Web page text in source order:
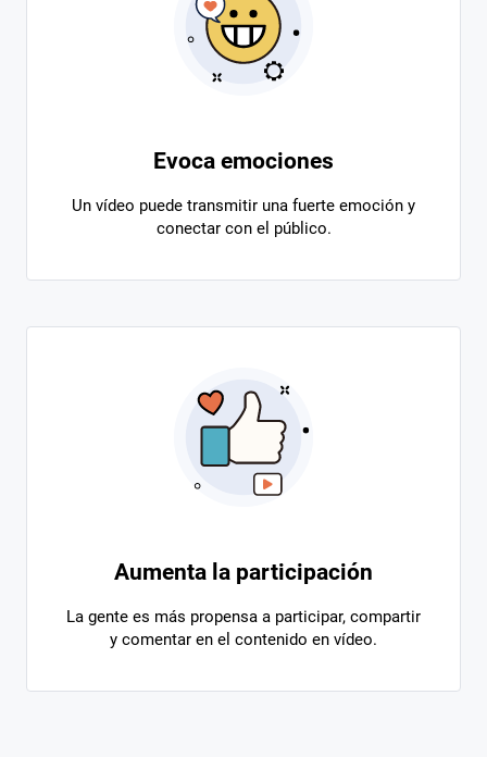
Evoca emociones
Un vídeo puede transmitir una fuerte emoción y
conectar con el público.
Aumenta la participación
La gente es más propensa a participar, compartir
y comentar en el contenido en vídeo.